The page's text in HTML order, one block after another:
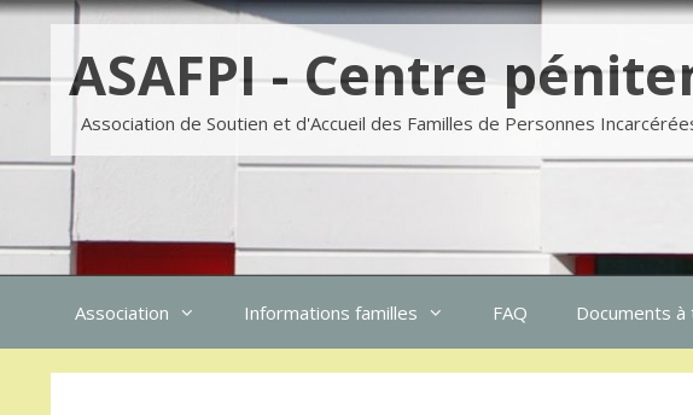
Aller
contenu
Skip
contentASAFPI - Centre
Association de Soutien et d'Accueil des Familles de Personnes
Association Informations familles FAQ Documents